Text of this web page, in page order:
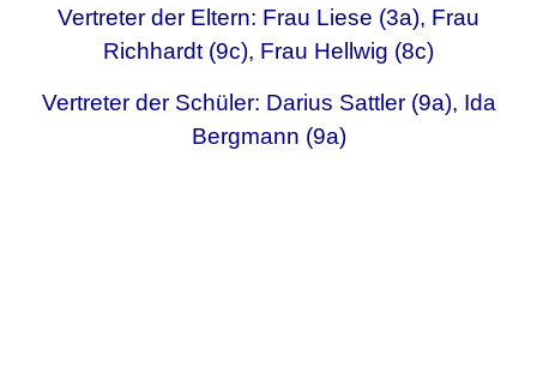
Vertreter der Eltern: Frau Liese (3a), Frau
Richhardt (9c), Frau Hellwig (8c)
Vertreter der Schüler: Darius Sattler (9a), Ida
Bergmann (9a)